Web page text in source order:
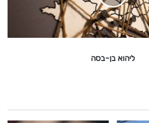
ליהוא בן-בסה